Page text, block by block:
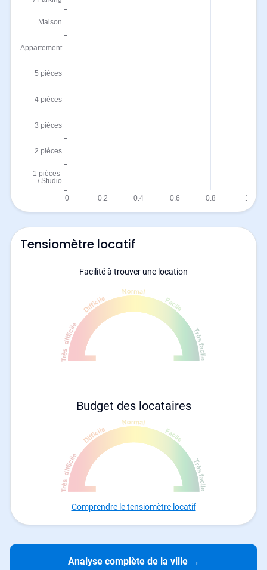
Tensiomètre locatif
Facilité à trouver une location
Budget des locataires
Comprendre le tensiomètre locatif
Analyse complète de la ville →